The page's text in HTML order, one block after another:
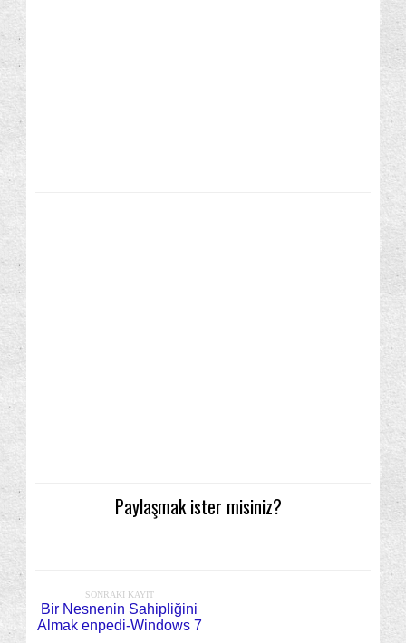
Paylaşmak ister misiniz?
SONRAKI KAYIT
Bir Nesnenin Sahipliğini
Almak enpedi-Windows 7